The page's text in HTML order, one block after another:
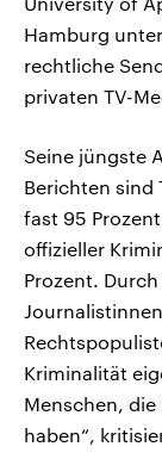
Hamburg
rechtliche
privaten TV-
Seine jüngste
Berichten sind
fast 95
offizieller
Prozent.
Kriminalität
Menschen, die
haben“,